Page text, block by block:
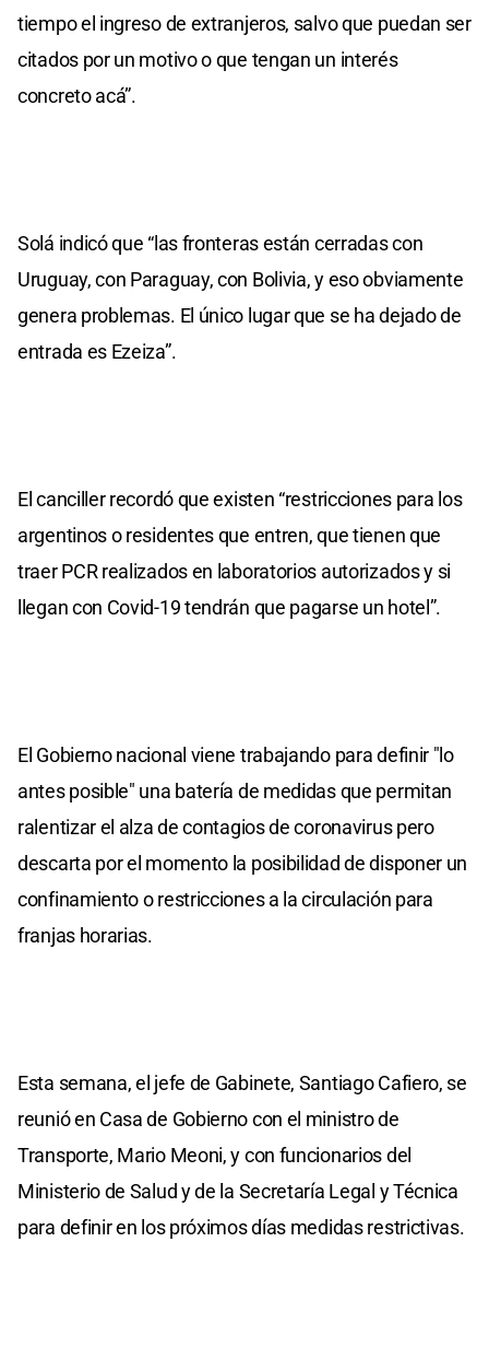
tiempo el ingreso de extranjeros, salvo que puedan ser
citados por un motivo o que tengan un interés
concreto acá”.
Solá indicó que “las fronteras están cerradas con
Uruguay, con Paraguay, con Bolivia, y eso obviamente
genera problemas. El único lugar que se ha dejado de
entrada es Ezeiza”.
El canciller recordó que existen “restricciones para los
argentinos o residentes que entren, que tienen que
traer PCR realizados en laboratorios autorizados y si
llegan con Covid-19 tendrán que pagarse un hotel”.
El Gobierno nacional viene trabajando para definir "lo
antes posible" una batería de medidas que permitan
ralentizar el alza de contagios de coronavirus pero
descarta por el momento la posibilidad de disponer un
confinamiento o restricciones a la circulación para
franjas horarias.
Esta semana, el jefe de Gabinete, Santiago Cafiero, se
reunió en Casa de Gobierno con el ministro de
Transporte, Mario Meoni, y con funcionarios del
Ministerio de Salud y de la Secretaría Legal y Técnica
para definir en los próximos días medidas restrictivas.